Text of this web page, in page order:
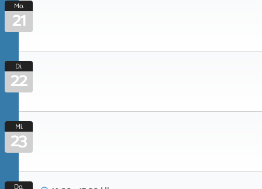
Mo.
21
Di.
22
Mi.
23